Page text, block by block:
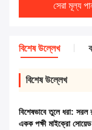
সেরা মূল্য
বিশেষ উল্লেখ
বিশেষ উল্লেখ
বিশেষভাবে তুলে ধরা: সরল
একক পক্ষী মাইক্রো সোয়েড